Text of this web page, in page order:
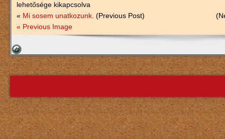
lehetősége kikapcsolva
« Mi sosem unatkozunk. (Previous Post)
« Previous Image